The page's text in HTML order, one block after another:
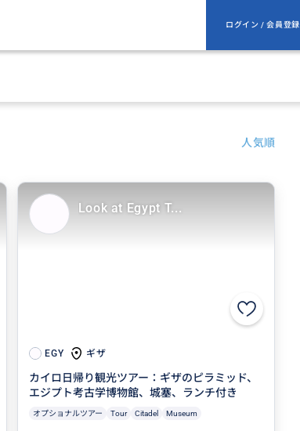
ログイン / 会員登録
人気順
EGY ギザ
カイロ日帰り観光ツアー：ギザのピラミッド、
エジプト考古学博物館、城塞、ランチ付き
オプショナルツアー Tour Citadel Museum
Look at Egypt T...